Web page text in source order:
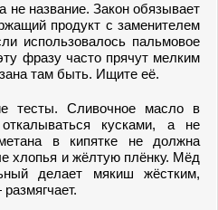
не название. Закон обязывает
продукт с заменителем
использовалось пальмовое
фразу часто прячут мелким
там быть. Ищите её.
тесты. Сливочное масло в
кусками, а не
в кипятке не должна
хлопья и жёлтую плёнку. Мёд
делает мякиш жёстким,